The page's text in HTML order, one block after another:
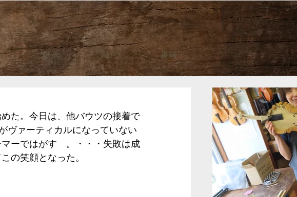
動画 ブログ 書籍
た。今日は、他バウツの接着で
ヴァーティカルになっていない
ーではがす　。・・・失敗は成
の笑顔となった。